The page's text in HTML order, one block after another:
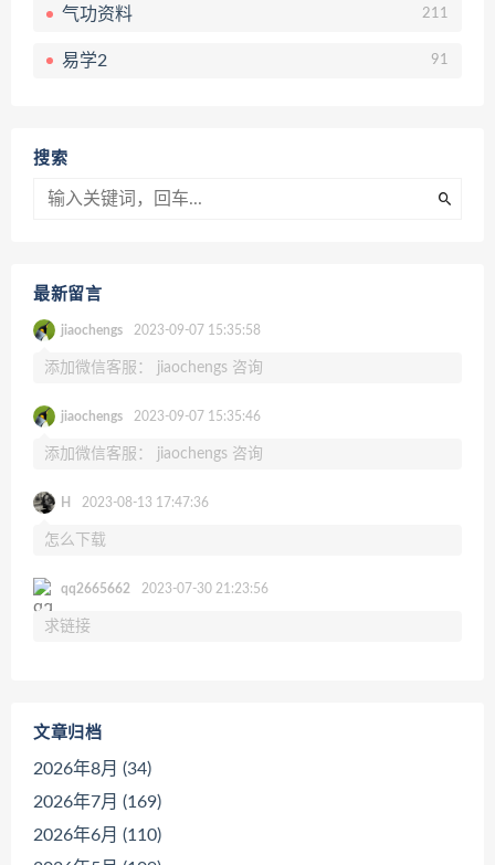
气功资料 211
易学2 91
搜索
最新留言
jiaochengs 2023-09-07 15:35:58
添加微信客服： jiaochengs 咨询
jiaochengs 2023-09-07 15:35:46
添加微信客服： jiaochengs 咨询
H 2023-08-13 17:47:36
怎么下载
qq2665662 2023-07-30 21:23:56
求链接
文章归档
2026年8月 (34)
2026年7月 (169)
2026年6月 (110)